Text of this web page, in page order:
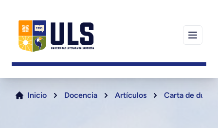
Inicio Docencia Artículos Carta de